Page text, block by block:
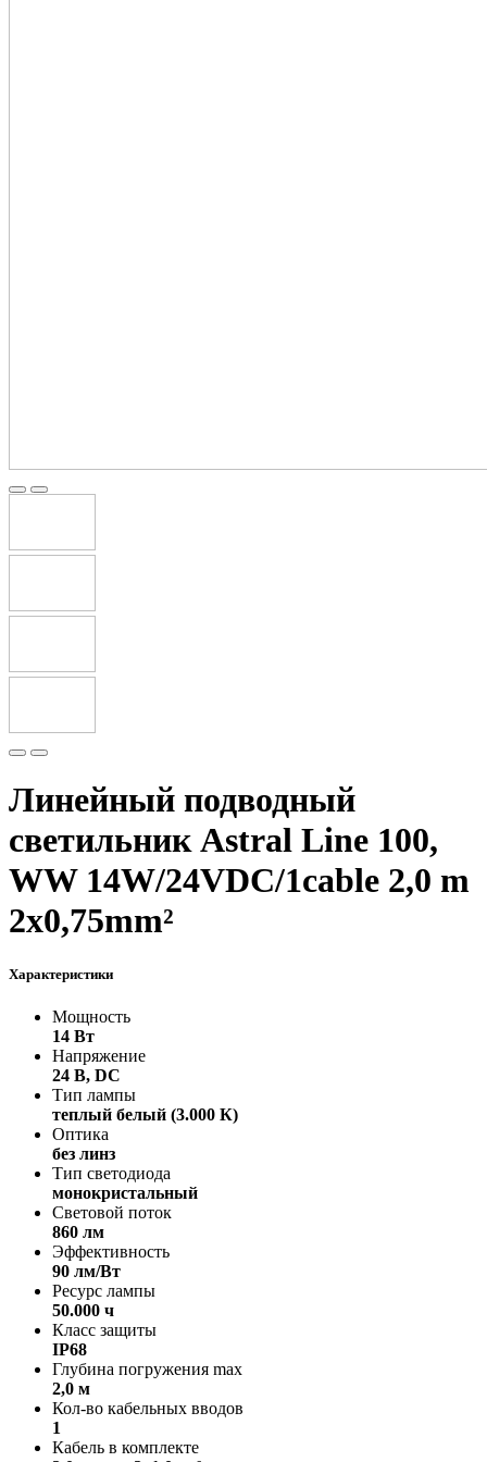
Линейный подводный
светильник Astral Line 100,
WW 14W/24VDC/1cable 2,0 m
2x0,75mm²
Характеристики
Мощность
14 Вт
Напряжение
24 В, DC
Тип лампы
теплый белый (3.000 К)
Оптика
без линз
Тип светодиода
монокристальный
Световой поток
860 лм
Эффективность
90 лм/Вт
Ресурс лампы
50.000 ч
Класс защиты
IP68
Глубина погружения max
2,0 м
Кол-во кабельных вводов
1
Кабель в комплекте